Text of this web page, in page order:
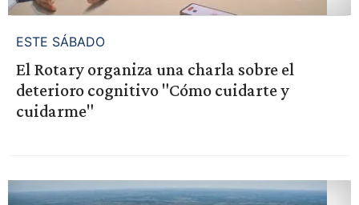
ESTE SÁBADO
El Rotary organiza una charla sobre el
deterioro cognitivo "Cómo cuidarte y
cuidarme"